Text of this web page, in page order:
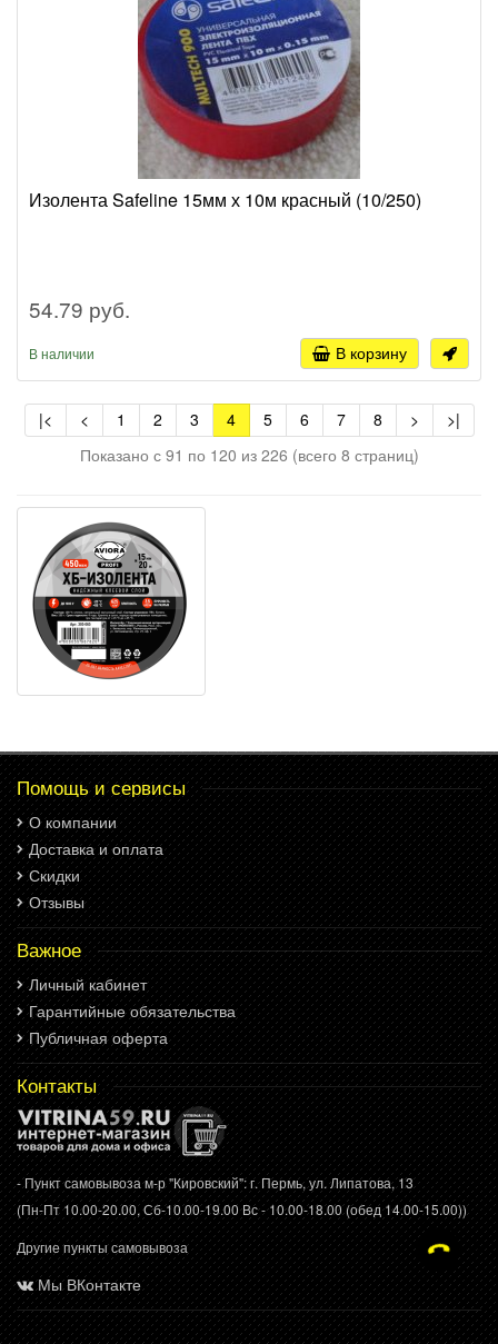
Изолента Safeline 15мм х 10м красный (10/250)
54.79 руб.
В наличии В корзину
|< < 1 2 3 4 5 6 7 8 >
>|
Показано с 91 по 120 из 226 (всего 8 страниц)
Помощь и сервисы
О компании
Доставка и оплата
Скидки
Отзывы
Важное
Личный кабинет
Гарантийные обязательства
Публичная оферта
Контакты
- Пункт самовывоза м-р "Кировский": г. Пермь, ул. Липатова, 13
(Пн-Пт 10.00-20.00, Сб-10.00-19.00 Вс - 10.00-18.00 (обед 14.00-15.00))
Другие пункты самовывоза
Мы ВКонтакте